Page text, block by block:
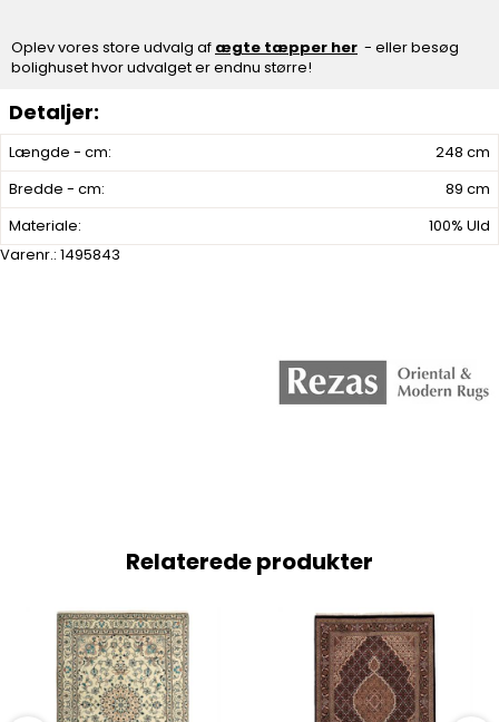
Længde - cm:
248 cm
Bredde - cm:
89 cm
Materiale:
100% Uld
Varenr.: 1495843
Oplev vores store udvalg af ægte tæpper her - eller besøg
bolighuset hvor udvalget er endnu større!
Relaterede produkter